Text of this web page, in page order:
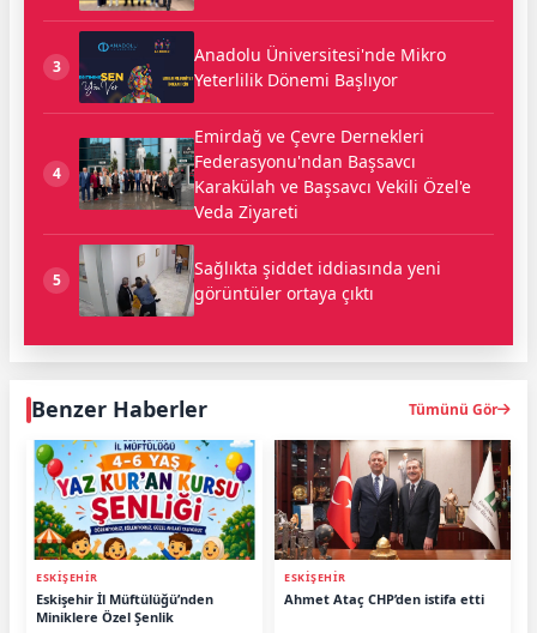
3
Anadolu Üniversitesi'nde Mikro
Yeterlilik Dönemi Başlıyor
4
Emirdağ ve Çevre Dernekleri
Federasyonu'ndan Başsavcı
Karakülah ve Başsavcı Vekili Özel'e
Veda Ziyareti
5
Sağlıkta şiddet iddiasında yeni
görüntüler ortaya çıktı
Benzer Haberler Tümünü Gör
ESKİŞEHİR
Eskişehir İl Müftülüğü’nden
Miniklere Özel Şenlik
ESKİŞEHİR
Ahmet Ataç CHP’den istifa etti